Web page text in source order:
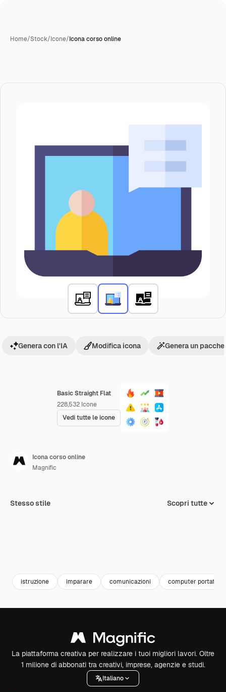
Home/Stock/Icone/Icona corso online
Basic Straight Flat
228,532 Icone
Vedi tutte le icone
Genera con l'IA Modifica icona Genera un
Icona corso online
Magnific
Stesso stile Scopri tutte
istruzione imparare comunicazioni computer portatile
La piattaforma creativa per realizzare i tuoi migliori lavori. Oltre
1 milione di abbonati tra creativi, imprese, agenzie e studi.
Italiano